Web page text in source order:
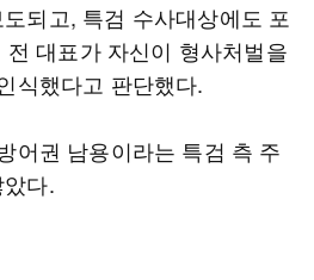
되고, 특검 수사대상에도 포
대표가 자신이 형사처벌을
식했다고 판단했다.
어권 남용이라는 특검 측 주
다.